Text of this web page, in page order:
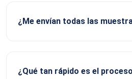
¿Me envían todas las
¿Qué tan rápido es el